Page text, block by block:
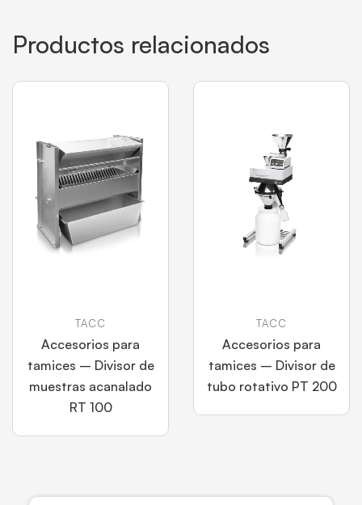
Productos relacionados
TACC
Accesorios para
tamices – Divisor de
muestras acanalado
RT 100
TACC
Accesorios para
tamices – Divisor de
tubo rotativo PT 200